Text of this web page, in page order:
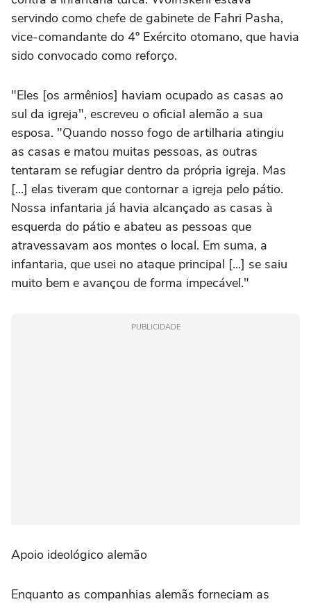
servindo como chefe de gabinete de Fahri Pasha,
vice-comandante do 4º Exército otomano, que havia
sido convocado como reforço.
"Eles [os armênios] haviam ocupado as casas ao
sul da igreja", escreveu o oficial alemão a sua
esposa. "Quando nosso fogo de artilharia atingiu
as casas e matou muitas pessoas, as outras
tentaram se refugiar dentro da própria igreja. Mas
[...] elas tiveram que contornar a igreja pelo pátio.
Nossa infantaria já havia alcançado as casas à
esquerda do pátio e abateu as pessoas que
atravessavam aos montes o local. Em suma, a
infantaria, que usei no ataque principal [...] se saiu
muito bem e avançou de forma impecável."
PUBLICIDADE
Apoio ideológico alemão
Enquanto as companhias alemãs forneciam as